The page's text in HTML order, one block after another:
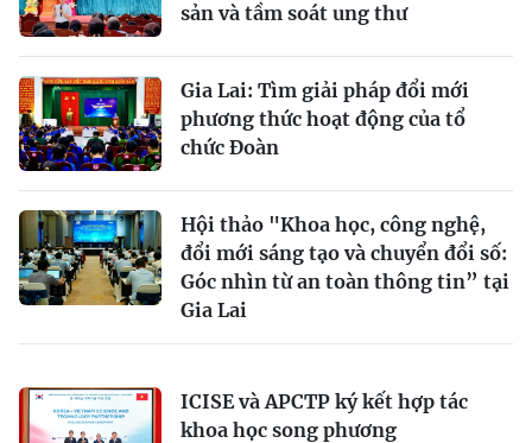
sản và tầm soát ung thư
Gia Lai: Tìm giải pháp đổi mới
phương thức hoạt động của tổ
chức Đoàn
Hội thảo "Khoa học, công nghệ,
đổi mới sáng tạo và chuyển đổi số:
Góc nhìn từ an toàn thông tin” tại
Gia Lai
ICISE và APCTP ký kết hợp tác
khoa học song phương